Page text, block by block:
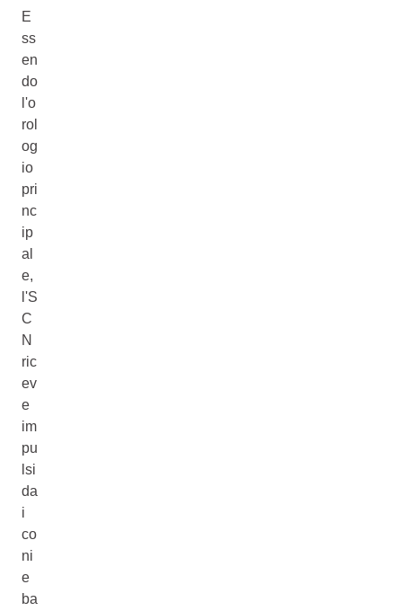
E
ss
en
do
l'o
rol
og
io
pri
nc
ip
al
e,
l'S
C
N
ric
ev
e
im
pu
lsi
da
i
co
ni
e
ba